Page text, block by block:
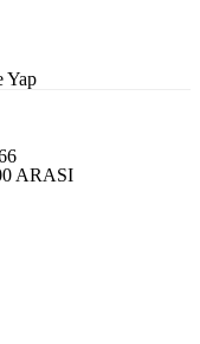
Yap
ARASI